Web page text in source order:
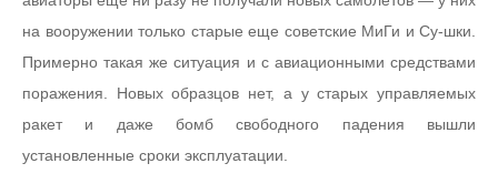
на вооружении только старые еще советские МиГи и Су-шки.
Примерно такая же ситуация и с авиационными средствами
поражения. Новых образцов нет, а у старых управляемых
ракет и даже бомб свободного падения вышли
установленные сроки эксплуатации.